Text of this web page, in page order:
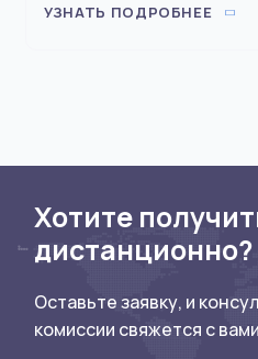
УЗНАТЬ ПОДРОБНЕЕ
Хотите
дистанционно?
Оставьте заявку, и
комиссии свяжется с